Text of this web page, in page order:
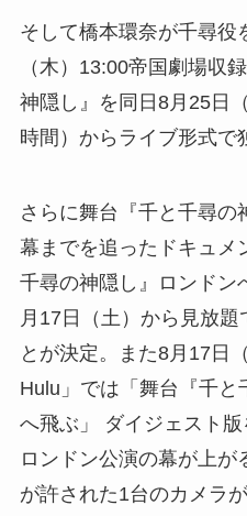
そして橋本環奈が千尋役
（木）13:00帝国劇場収
神隠し』を同日8月25日
時間）からライブ形式で
さらに舞台『千と千尋の
幕までを追ったドキュメ
千尋の神隠し』ロンドン
月17日（土）から見放
とが決定。また8月17日
Hulu」では「舞台『千と
へ飛ぶ」 ダイジェスト版
ロンドン公演の幕が上が
が許された1台のカメラ